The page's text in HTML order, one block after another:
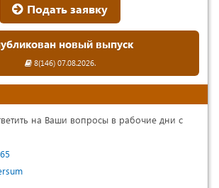
Подать заявку
новый выпуск
8(146) 07.08.2026.
на Ваши вопросы в рабочие дни с